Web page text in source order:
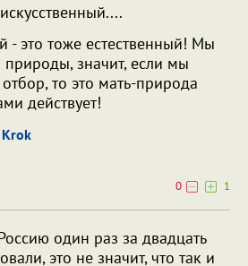
- это тоже естественный! Мы
природы, значит, если мы
то это мать-природа
действует!
0
1
один раз за двадцать
это не значит, что так и